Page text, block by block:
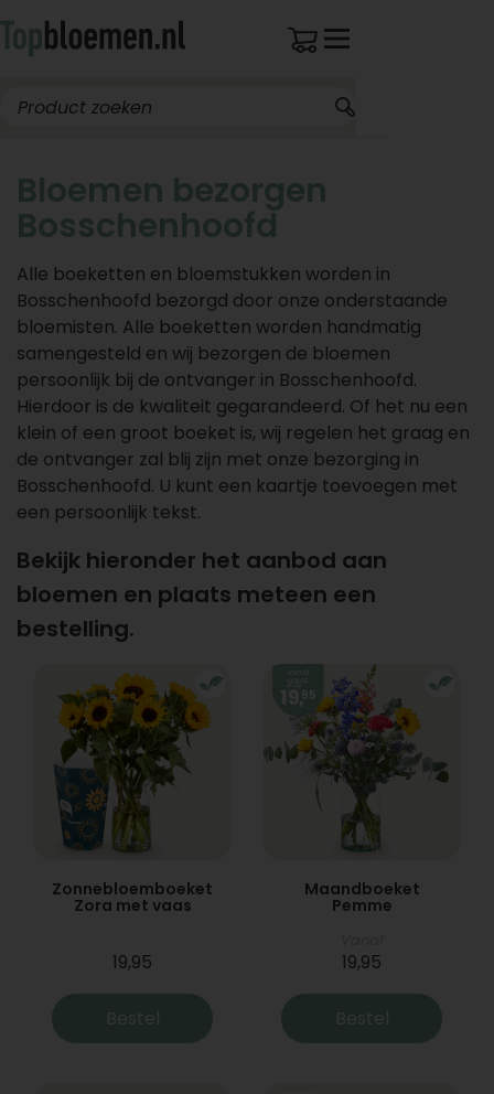
Bloemen bezorgen
Bosschenhoofd
Alle boeketten en bloemstukken worden in
Bosschenhoofd bezorgd door onze onderstaande
bloemisten. Alle boeketten worden handmatig
samengesteld en wij bezorgen de bloemen
persoonlijk bij de ontvanger in Bosschenhoofd.
Hierdoor is de kwaliteit gegarandeerd. Of het nu een
klein of een groot boeket is, wij regelen het graag en
de ontvanger zal blij zijn met onze bezorging in
Bosschenhoofd. U kunt een kaartje toevoegen met
een persoonlijk tekst.
Bekijk hieronder het aanbod aan
bloemen en plaats meteen een
bestelling.
Zonnebloemboeket
Zora met vaas
19,95
Bestel
Maandboeket
Pemme
19,95
Bestel